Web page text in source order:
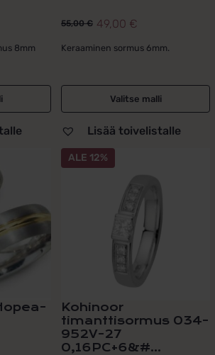
8mm
55,00€
Alkuperäinen
hinta
55,00 €.
49,00 €
Nykyinen
hinta
49,00 €.
Keraaminen sormus 6mm.
Valitse malli
Lisää toivelistalle
ALE 12%
Kohinoor
timanttisormus 034-
952V-27
0,16PC+6&#...